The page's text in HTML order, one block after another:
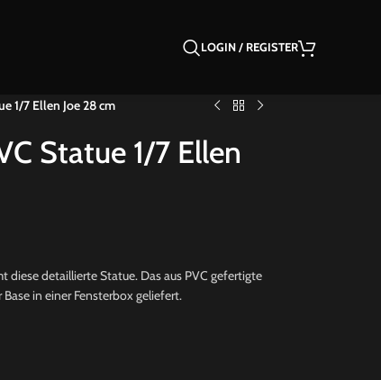
LOGIN / REGISTER
1/7 Ellen Joe 28 cm
Statue 1/7 Ellen
diese detaillierte Statue. Das aus PVC gefertigte
in einer Fensterbox geliefert.